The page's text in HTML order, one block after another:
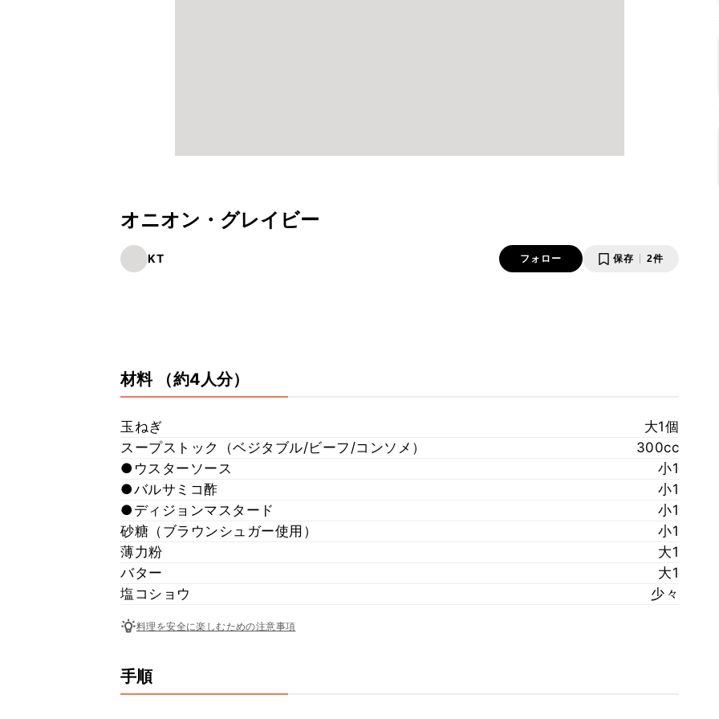
オニオン・グレイビー
KT フォロー 保存 2件
材料 （約4人分）
玉ねぎ
大1個
スープストック（ベジタブル/ビーフ/コンソメ）
300cc
●ウスターソース
小1
●バルサミコ酢
小1
●ディジョンマスタード
小1
砂糖（ブラウンシュガー使用）
小1
薄力粉
大1
バター
大1
塩コショウ
少々
料理を安全に楽しむための注意事項
手順